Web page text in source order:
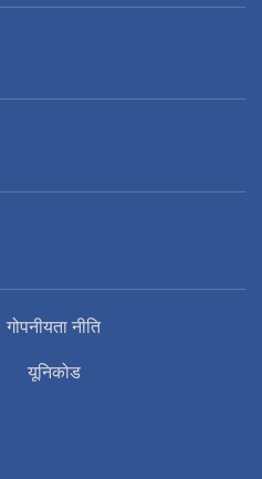
गोपनीयता नीति
यूनिकोड